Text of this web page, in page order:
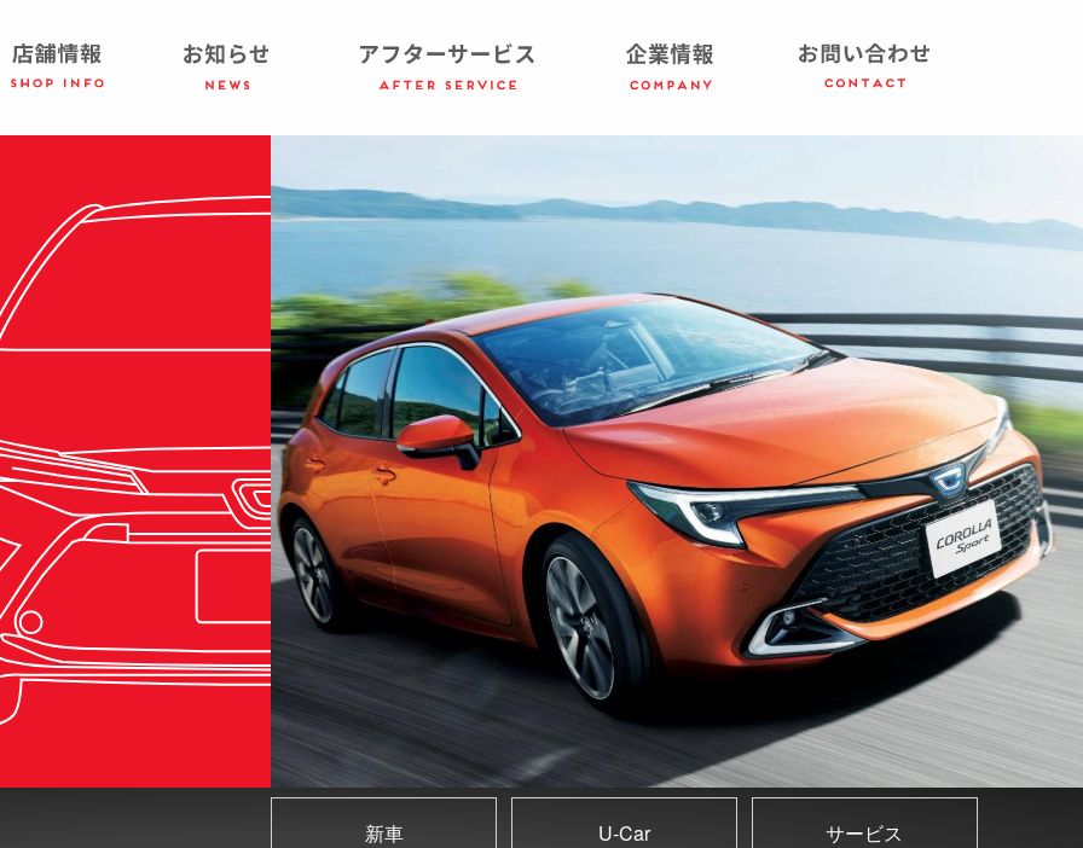
新車 U-Car サービス